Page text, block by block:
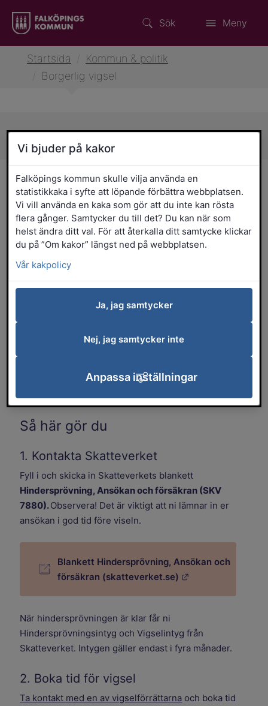
Sök Meny
Startsida
Kommun & politik
Borgerlig vigsel
Sidans innehåll
Borgerlig vigsel
En borgerlig vigsel är en enkel och kort
ceremoni utan religiösa inslag. Den kan
genomföras i stadshuset eller på annan
lämplig plats.
Äktenskap kan ingås av två personer som är av
samma eller olika kön. Du och din partner
vill växla ringar, ha brudbukett, hur ni vill vara
Vigselförrättaren underrättar Skatteverket om
Så här gör du
1. Kontakta Skatteverket
Fyll i och skicka in Skatteverkets blankett
Hindersprövning, Ansökan och försäkran (SKV
7880).Observera! Det är viktigt att ni lämnar in er
ansökan i god tid före viseln.
Blankett Hindersprövning, Ansökan och
försäkran (skatteverket.se)
När hindersprövningen är klar får ni
Hindersprövningsintyg och Vigselintyg från
Skatteverket. Intygen gäller endast i fyra månader.
2. Boka tid för vigsel
Ta kontakt med en av vigselförrättarna och boka tid
Vi bjuder på kakor
Falköpings kommun skulle vilja använda en
statistikkaka i syfte att löpande förbättra webbplatsen.
Vi vill använda en kaka som gör att du inte kan rösta
flera gånger. Samtycker du till det? Du kan när som
helst ändra ditt val. För att återkalla ditt samtycke klickar
du på ”Om kakor” längst ned på webbplatsen.
Vår kakpolicy
Ja, jag samtycker
Nej, jag samtycker inte
Anpassa inställningar